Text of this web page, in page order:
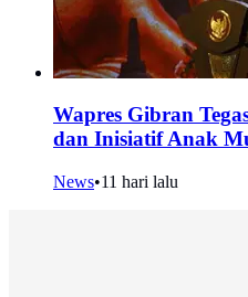
Wapres Gibran
dan Inisiatif Anak
News•11 hari lalu